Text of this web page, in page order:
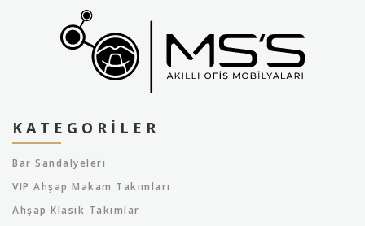
KATEGORILER
Bar Sandalyeleri
VIP Ahşap Makam Takımları
Ahşap Klasik Takımlar